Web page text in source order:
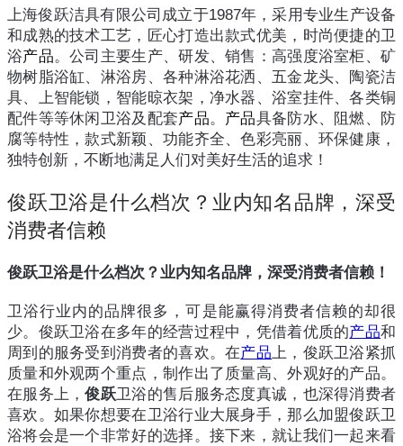
上海俊跃洁具有限公司成立于1987年，采用专业生产设备
和成熟的技术工艺，匠心打造出款式优美，时尚便捷的卫
浴产品。公司主要生产、研发、销售：高强度浴室柜、矿
物树脂浴缸、淋浴房、各种淋浴花洒、五金龙头、陶瓷洁
具、上智能锁，智能晾衣架，净水器、浴室挂件、各类铜
配件等等休闲卫浴及配套产品。 产品具备防水、阻燃、防
腐等特性，款式新颖、功能齐全、色彩亮丽、环保健康，
独特创新，不断地满足人们对美好生活的追求！
俊跃卫浴是什么档次？业内知名品牌，深受
消费者信赖
俊跃卫浴是什么档次？业内知名品牌，深受消费者信赖！
卫浴行业内的品牌很多，可是能赢得消费者信赖的却很
少。俊跃卫浴在多年的经营过程中，凭借着优质的产品和
周到的服务受到消费者的喜欢。在产品上，俊跃卫浴紧抓
质量和外观两个重点，制作出了质量高、外观好的产品。
在服务上，俊跃卫浴的售后服务态度真诚，也深得消费者
喜欢。如果你想要在卫浴行业大展身手，那么加盟俊跃卫
浴将会是一个非常好的选择。接下来，就让我们一起来看